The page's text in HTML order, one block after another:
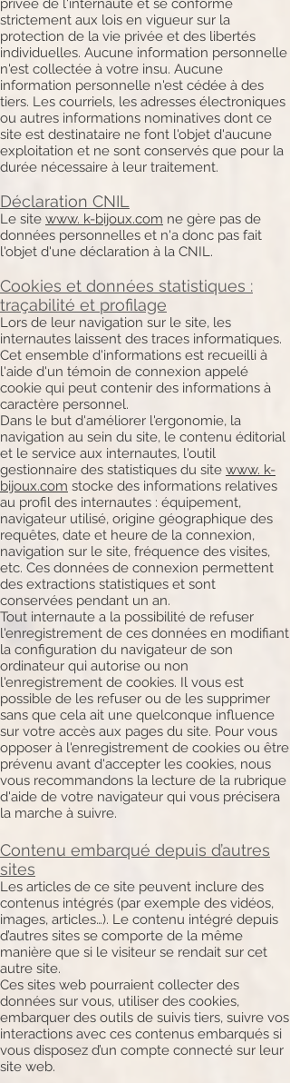
privée de l'internaute et se conforme
strictement aux lois en vigueur sur la
protection de la vie privée et des libertés
individuelles. Aucune information personnelle
n'est collectée à votre insu. Aucune
information personnelle n'est cédée à des
tiers. Les courriels, les adresses électroniques
ou autres informations nominatives dont ce
site est destinataire ne font l'objet d'aucune
exploitation et ne sont conservés que pour la
durée nécessaire à leur traitement.
Déclaration CNIL
Le site www. k-bijoux.com ne gère pas de
données personnelles et n'a donc pas fait
l'objet d'une déclaration à la CNIL.
Cookies et données statistiques :
traçabilité et profilage
Lors de leur navigation sur le site, les
internautes laissent des traces informatiques.
Cet ensemble d'informations est recueilli à
l'aide d'un témoin de connexion appelé
cookie qui peut contenir des informations à
caractère personnel.
Dans le but d'améliorer l'ergonomie, la
navigation au sein du site, le contenu éditorial
et le service aux internautes, l'outil
gestionnaire des statistiques du site www. k-
bijoux.com stocke des informations relatives
au profil des internautes : équipement,
navigateur utilisé, origine géographique des
requêtes, date et heure de la connexion,
navigation sur le site, fréquence des visites,
etc. Ces données de connexion permettent
des extractions statistiques et sont
conservées pendant un an.
Tout internaute a la possibilité de refuser
l'enregistrement de ces données en modifiant
la configuration du navigateur de son
ordinateur qui autorise ou non
l'enregistrement de cookies. Il vous est
possible de les refuser ou de les supprimer
sans que cela ait une quelconque influence
sur votre accès aux pages du site. Pour vous
opposer à l'enregistrement de cookies ou être
prévenu avant d'accepter les cookies, nous
vous recommandons la lecture de la rubrique
d'aide de votre navigateur qui vous précisera
la marche à suivre.
Contenu embarqué depuis d’autres
sites
Les articles de ce site peuvent inclure des
contenus intégrés (par exemple des vidéos,
images, articles…). Le contenu intégré depuis
d’autres sites se comporte de la même
manière que si le visiteur se rendait sur cet
autre site.
Ces sites web pourraient collecter des
données sur vous, utiliser des cookies,
embarquer des outils de suivis tiers, suivre vos
interactions avec ces contenus embarqués si
vous disposez d’un compte connecté sur leur
site web.